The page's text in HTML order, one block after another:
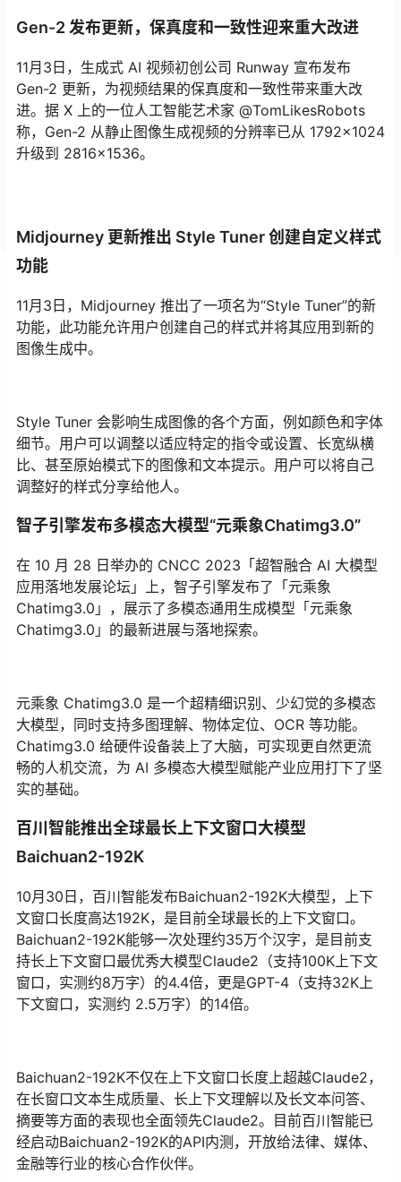
Gen-2 发布更新，保真度和一致性迎来重大改进
11月3日，生成式 AI 视频初创公司 Runway 宣布发布
Gen-2 更新，为视频结果的保真度和一致性带来重大改
进。据 X 上的一位人工智能艺术家 @TomLikesRobots
称，Gen-2 从静止图像生成视频的分辨率已从 1792×1024
升级到 2816×1536。
Midjourney 更新推出 Style Tuner 创建自定义样式
功能
11月3日，Midjourney 推出了一项名为“Style Tuner”的新
功能，此功能允许用户创建自己的样式并将其应用到新的
图像生成中。
Style Tuner 会影响生成图像的各个方面，例如颜色和字体
细节。用户可以调整以适应特定的指令或设置、长宽纵横
比、甚至原始模式下的图像和文本提示。用户可以将自己
调整好的样式分享给他人。
智子引擎发布多模态大模型“元乘象Chatimg3.0”
在 10 月 28 日举办的 CNCC 2023「超智融合 AI 大模型
应用落地发展论坛」上，智子引擎发布了「元乘象
Chatimg3.0」，展示了多模态通用生成模型「元乘象
Chatimg3.0」的最新进展与落地探索。
元乘象 Chatimg3.0 是一个超精细识别、少幻觉的多模态
大模型，同时支持多图理解、物体定位、OCR 等功能。
Chatimg3.0 给硬件设备装上了大脑，可实现更自然更流
畅的人机交流，为 AI 多模态大模型赋能产业应用打下了坚
实的基础。
百川智能推出全球最长上下文窗口大模型
Baichuan2-192K
10月30日，百川智能发布Baichuan2-192K大模型，上下
文窗口长度高达192K，是目前全球最长的上下文窗口。
Baichuan2-192K能够一次处理约35万个汉字，是目前支
持长上下文窗口最优秀大模型Claude2（支持100K上下文
窗口，实测约8万字）的4.4倍，更是GPT-4（支持32K上
下文窗口，实测约 2.5万字）的14倍。
Baichuan2-192K不仅在上下文窗口长度上超越Claude2，
在长窗口文本生成质量、长上下文理解以及长文本问答、
摘要等方面的表现也全面领先Claude2。目前百川智能已
经启动Baichuan2-192K的API内测，开放给法律、媒体、
金融等行业的核心合作伙伴。